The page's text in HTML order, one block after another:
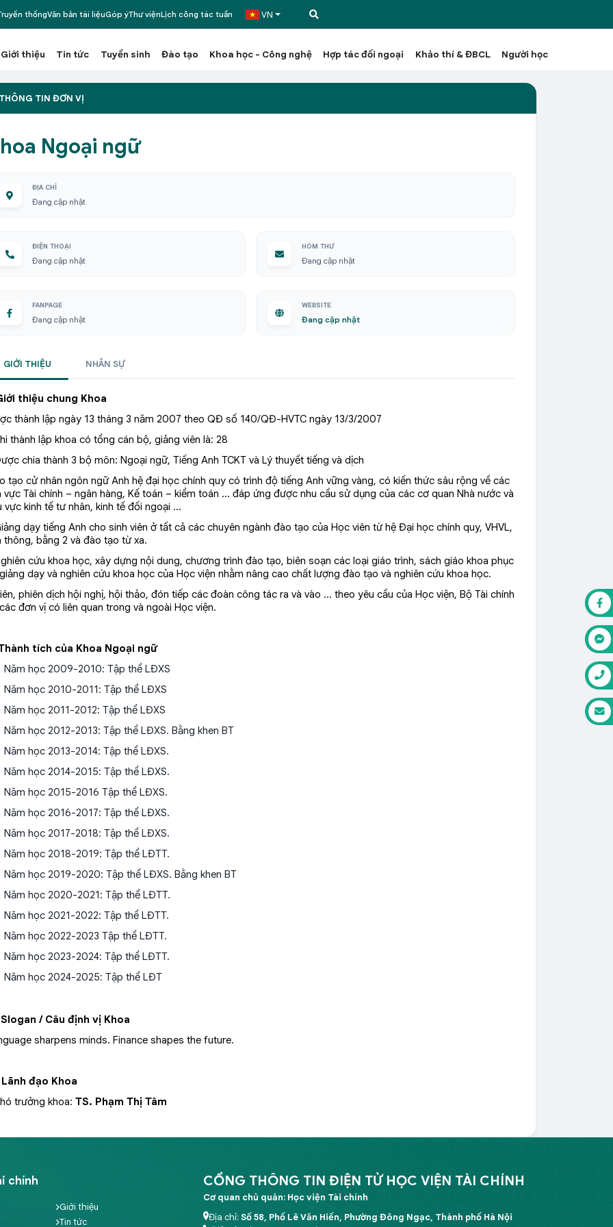
thốngVăn bản tài liệuGóp ýThư việnLịch công tác tuần VN
Giới thiệu Tin tức Tuyển sinh Đào tạo Khoa học - Công nghệ Hợp tác đối ngoại Khảo thí & ĐBCL Người học
TIN ĐƠN VỊ
Ngoại ngữ
ĐỊA CHỈ
Đang cập nhật
ĐIỆN THOẠI
Đang cập nhật
HÒM THƯ
Đang cập nhật
FANPAGE
Đang cập nhật
WEBSITE
Đang cập nhật
GIỚI THIỆU NHÂN SỰ
thiệu chung Khoa
thành lập ngày 13 tháng 3 năm 2007 theo QĐ số 140/QĐ-HVTC ngày 13/3/2007
thành lập khoa có tổng cán bộ, giảng viên là: 28
chia thành 3 bộ môn: Ngoại ngữ, Tiếng Anh TCKT và Lý thuyết tiếng và dịch
tạo cử nhân ngôn ngữ Anh hệ đại học chính quy có trình độ tiếng Anh vững vàng, có kiến thức sâu rộng về các
vực Tài chính – ngân hàng, Kế toán – kiểm toán … đáp ứng được nhu cầu sử dụng của các cơ quan Nhà nước và
vực kinh tế tư nhân, kinh tế đối ngoại …
dạy tiếng Anh cho sinh viên ở tất cả các chuyên ngành đào tạo của Học viên từ hệ Đại học chính quy, VHVL,
thông, bằng 2 và đào tạo từ xa.
cứu khoa học, xây dựng nội dung, chương trình đào tạo, biên soạn các loại giáo trình, sách giáo khoa phục
dạy và nghiên cứu khoa học của Học viện nhằm nâng cao chất lượng đào tạo và nghiên cứu khoa học.
phiên dịch hội nghị, hội thảo, đón tiếp các đoàn công tác ra và vào … theo yêu cầu của Học viện, Bộ Tài chính
đơn vị có liên quan trong và ngoài Học viện.
tích của Khoa Ngoại ngữ
Năm học 2009-2010: Tập thể LĐXS
Năm học 2010-2011: Tập thể LĐXS
Năm học 2011-2012: Tập thể LĐXS
Năm học 2012-2013: Tập thể LĐXS. Bằng khen BT
Năm học 2013-2014: Tập thể LĐXS.
Năm học 2014-2015: Tập thể LĐXS.
Năm học 2015-2016 Tập thể LĐXS.
Năm học 2016-2017: Tập thể LĐXS.
Năm học 2017-2018: Tập thể LĐXS.
Năm học 2018-2019: Tập thể LĐTT.
Năm học 2019-2020: Tập thể LĐXS. Bằng khen BT
Năm học 2020-2021: Tập thể LĐTT.
Năm học 2021-2022: Tập thể LĐTT.
Năm học 2022-2023 Tập thể LĐTT.
Năm học 2023-2024: Tập thể LĐTT.
Năm học 2024-2025: Tập thể LĐT
Slogan / Câu định vị Khoa
sharpens minds. Finance shapes the future.
Lãnh đạo Khoa
trưởng khoa: TS. Phạm Thị Tâm
chính
Giới thiệu
Tin tức
CỔNG THÔNG TIN ĐIỆN TỬ HỌC VIỆN TÀI CHÍNH
Cơ quan chủ quản: Học viện Tài chính
Địa chỉ:Số 58, Phố Lê Văn Hiến, Phường Đông Ngạc, Thành phố Hà Nội